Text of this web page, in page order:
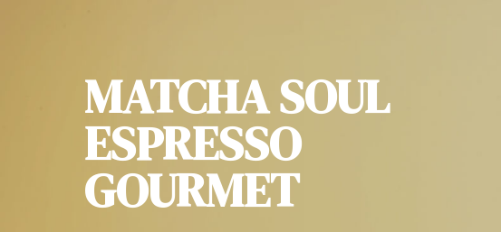
MATCHA SOUL
ESPRESSO
GOURMET